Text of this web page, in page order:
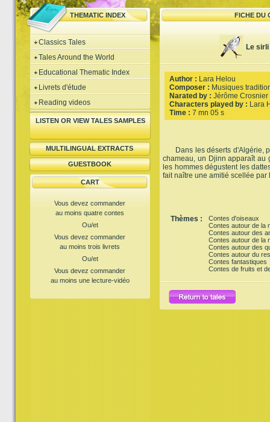
THEMATIC INDEX FICHE DU
Classics Tales
Tales Around the World
Educational Thematic Index
Livrets d'étude
Reading videos
LISTEN OR VIEW TALES SAMPLES
MULTILINGUAL EXTRACTS
GUESTBOOK
CART
Vous devez commander
au moins quatre contes
Ou/et
Vous devez commander
au moins trois livrets
Ou/et
Vous devez commander
au moins une lecture-vidéo
Le
Author : Lara Helou
Composer : Musiques
Narated by : Jérôme Crosnier
Characters played by : Lara
Time : 7 mn 05 s
Dans les déserts d'Algérie,
chameau, un Djinn apparaît au
les hommes dégustent les
fait naître une amitié scellée par
Thèmes :
Contes d'oiseaux
Contes autour de la
Contes autour des
Contes autour de la
Contes autour des
Contes autour du
Contes fantastiques
Contes de fruits et